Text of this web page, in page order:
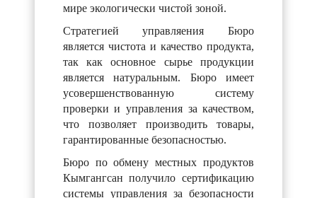
мире экологически чистой зоной.
Стратегией управляения Бюро
является чистота и качество продукта,
так как основное сырье продукции
является натуральным. Бюро имеет
усовершенствованную систему
проверки и управления за качеством,
что позволяет производить товары,
гарантированные безопасностью.
Бюро по обмену местных продуктов
Кымгангсан получило сертификацию
системы управления за безопасности